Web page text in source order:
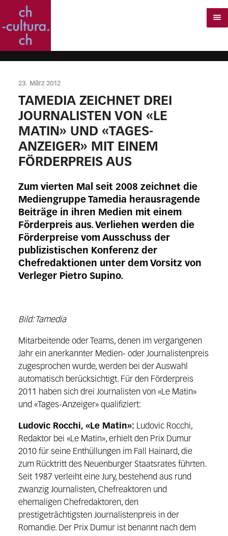
23. März 2012
TAMEDIA ZEICHNET DREI
JOURNALISTEN VON «LE
MATIN» UND «TAGES-
ANZEIGER» MIT EINEM
FÖRDERPREIS AUS
Zum vierten Mal seit 2008 zeichnet die
Mediengruppe Tamedia herausragende
Beiträge in ihren Medien mit einem
Förderpreis aus. Verliehen werden die
Förderpreise vom Ausschuss der
publizistischen Konferenz der
Chefredaktionen unter dem Vorsitz von
Verleger Pietro Supino.
Bild: Tamedia
Mitarbeitende oder Teams, denen im vergangenen
Jahr ein anerkannter Medien- oder Journalistenpreis
zugesprochen wurde, werden bei der Auswahl
automatisch berücksichtigt. Für den Förderpreis
2011 haben sich drei Journalisten von «Le Matin»
und «Tages-Anzeiger» qualifiziert:
Ludovic Rocchi, «Le Matin»: Ludovic Rocchi,
Redaktor bei «Le Matin», erhielt den Prix Dumur
2010 für seine Enthüllungen im Fall Hainard, die
zum Rücktritt des Neuenburger Staatsrates führten.
Seit 1987 verleiht eine Jury, bestehend aus rund
zwanzig Journalisten, Chefreaktoren und
ehemaligen Chefredaktoren, den
prestigeträchtigsten Journalistenpreis in der
Romandie. Der Prix Dumur ist benannt nach dem